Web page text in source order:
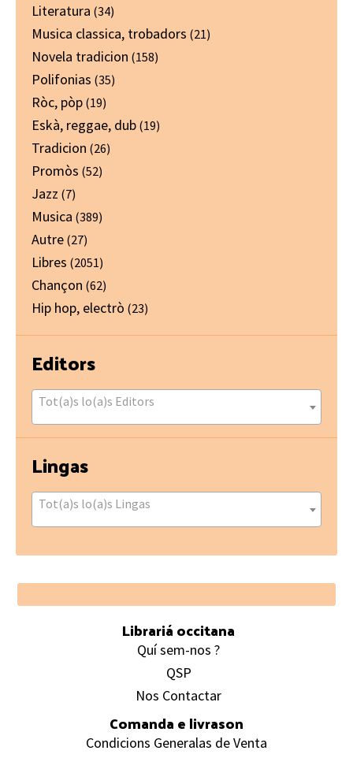
Literatura (34)
Musica classica, trobadors (21)
Novela tradicion (158)
Polifonias (35)
Ròc, pòp (19)
Eskà, reggae, dub (19)
Tradicion (26)
Promòs (52)
Jazz (7)
Musica (389)
Autre (27)
Libres (2051)
Chançon (62)
Hip hop, electrò (23)
Editors
Tot(a)s lo(a)s Editors
Lingas
Tot(a)s lo(a)s Lingas
Footer
Librariá occitana
Quí sem-nos ?
QSP
Nos Contactar
Comanda e livrason
Condicions Generalas de Venta